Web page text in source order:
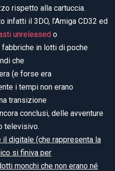
rispetto alla cartuccia.
infatti il 3DO, l’Amiga CD32 ed
unreleased o
in lotti di poche
che
(e forse era
i tempi non erano
transizione
conclusi, delle avventure
televisivo.
il digitale (che rappresenta la
si finiva per
monchi che non erano né